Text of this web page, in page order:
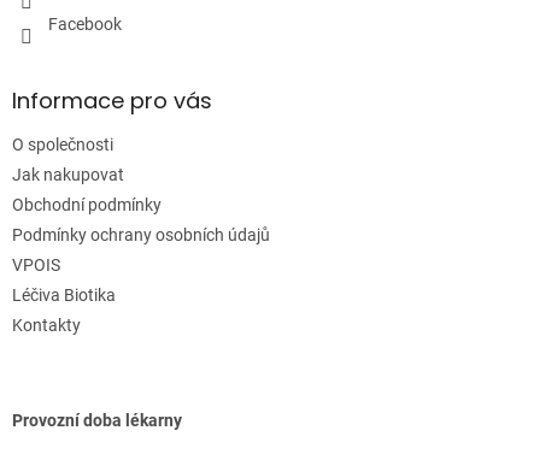
Facebook
Informace pro vás
O společnosti
Jak nakupovat
Obchodní podmínky
Podmínky ochrany osobních údajů
VPOIS
Léčiva Biotika
Kontakty
Provozní doba lékarny